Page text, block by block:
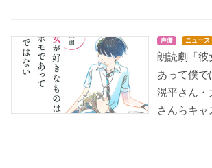
声優 ニュース
朗読劇「彼
あって僕で
滉平さん・
さんらキャ